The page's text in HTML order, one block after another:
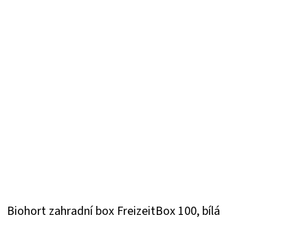
Biohort zahradní box FreizeitBox 100, bílá